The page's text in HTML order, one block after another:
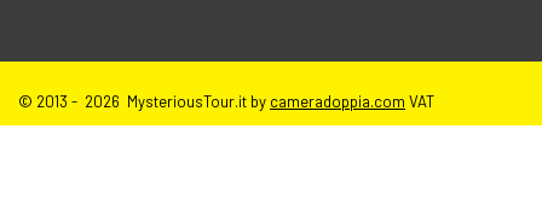
© 2013 - 2026 MysteriousTour.it by cameradoppia.com VAT